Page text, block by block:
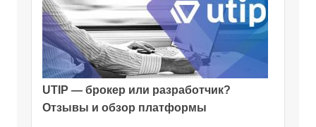
UTIP — брокер или разработчик?
Отзывы и обзор платформы